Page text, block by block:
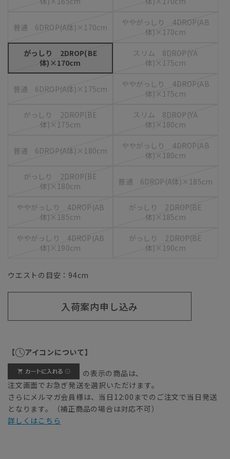
普通 6DROP(A体)×170cm
ややがっしり 4DROP(AB
体)×170cm
がっしり 2DROP(BE
体)×170cm
スリム 8DROP(YA
体)×175cm
普通 6DROP(A体)×175cm
ややがっしり 4DROP(AB
体)×175cm
がっしり 2DROP(BE
体)×175cm
スリム 8DROP(YA
体)×180cm
普通 6DROP(A体)×180cm
ややがっしり 4DROP(AB
体)×180cm
がっしり 2DROP(BE
体)×180cm
普通 6DROP(A体)×185cm
ややがっしり 4DROP(AB
体)×185cm
がっしり 2DROP(BE
体)×185cm
ややがっしり 4DROP(AB
体)×190cm
がっしり 2DROP(BE
体)×190cm
ウエストの目安： 94cm
入荷案内申し込み
【 アイコンについて】
の表示の商品は、
注文画面でお急ぎ発送を選択いただけます。
さらにメルマガ会員様は、当日12:00までのご注文で当日発送
となります。（補正商品の場合は対応不可）
詳しくはこちら